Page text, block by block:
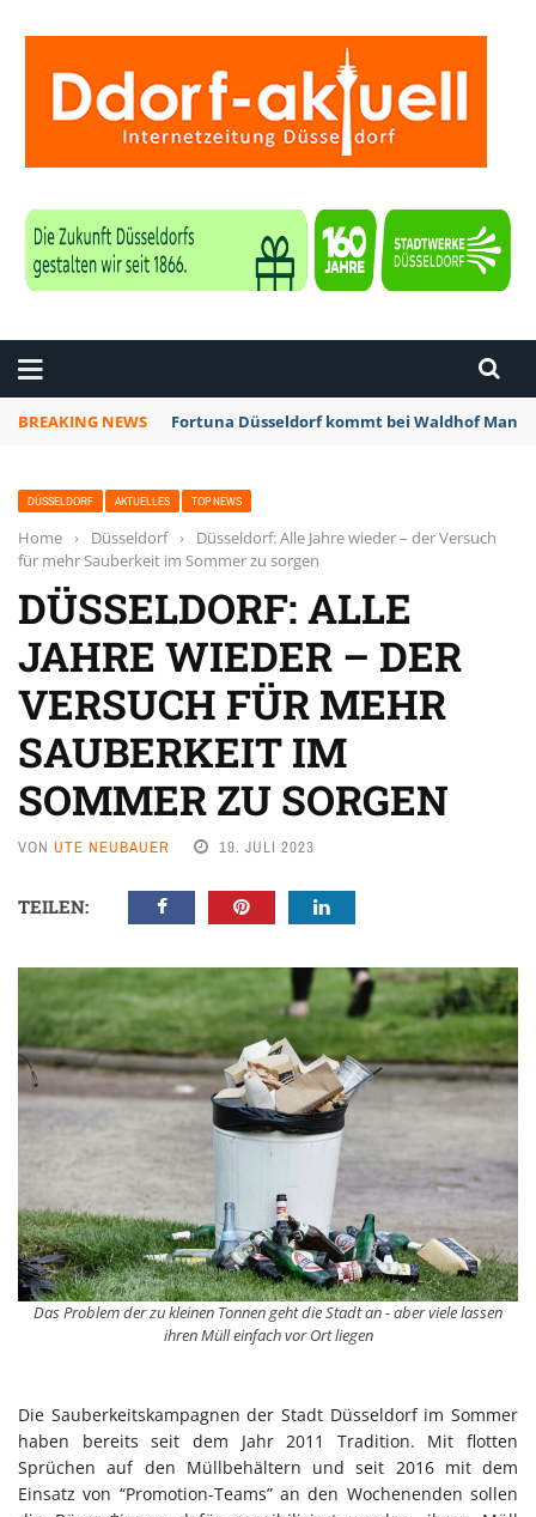
BREAKING NEWS Fortuna Düsseldorf kommt bei Waldhof
DÜSSELDORF AKTUELLES TOP NEWS
Home › Düsseldorf ›
Düsseldorf: Alle Jahre wieder – der Versuch
für mehr Sauberkeit im Sommer zu sorgen
DÜSSELDORF: ALLE
JAHRE WIEDER – DER
VERSUCH FÜR MEHR
SAUBERKEIT IM
SOMMER ZU SORGEN
VON UTE NEUBAUER 19. JULI 2023
TEILEN:
Das Problem der zu kleinen Tonnen geht die Stadt an - aber viele lassen
ihren Müll einfach vor Ort liegen
Die Sauberkeitskampagnen der Stadt Düsseldorf im Sommer
haben bereits seit dem Jahr 2011 Tradition. Mit flotten
Sprüchen auf den Müllbehältern und seit 2016 mit dem
Einsatz von “Promotion-Teams” an den Wochenenden sollen